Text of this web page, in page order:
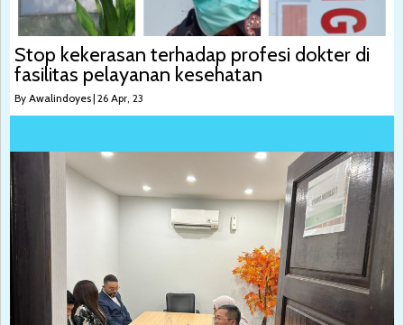
Stop kekerasan terhadap profesi dokter di
fasilitas pelayanan kesehatan
By Awalindoyes| 26 Apr, 23